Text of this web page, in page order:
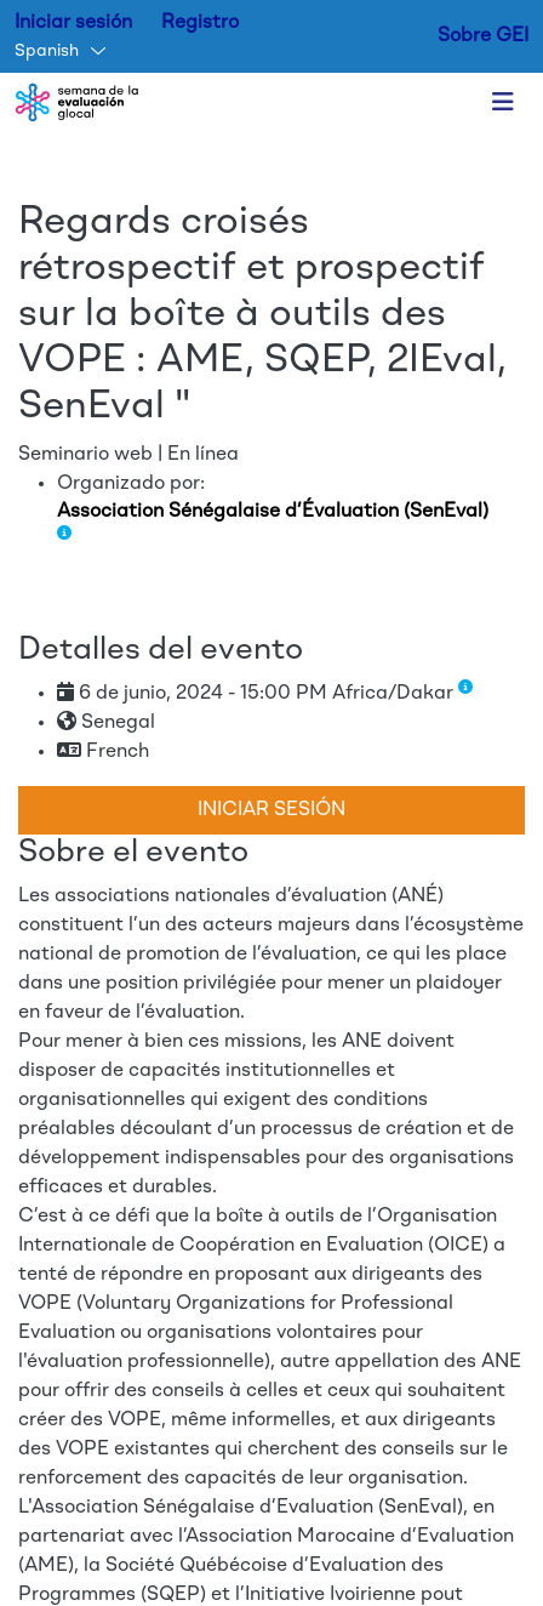
Iniciar sesión Registro
Spanish
Sobre GEI
Regards croisés
rétrospectif et prospectif
sur la boîte à outils des
VOPE : AME, SQEP, 2IEval,
SenEval "
Seminario web | En línea
Organizado por:
Association Sénégalaise d’Évaluation (SenEval)
Sobre el evento
Les associations nationales d’évaluation (ANÉ)
constituent l’un des acteurs majeurs dans l’écosystème
national de promotion de l’évaluation, ce qui les place
dans une position privilégiée pour mener un plaidoyer
en faveur de l’évaluation.
Pour mener à bien ces missions, les ANE doivent
disposer de capacités institutionnelles et
organisationnelles qui exigent des conditions
préalables découlant d’un processus de création et de
développement indispensables pour des organisations
efficaces et durables.
C’est à ce défi que la boîte à outils de l’Organisation
Internationale de Coopération en Evaluation (OICE) a
tenté de répondre en proposant aux dirigeants des
VOPE (Voluntary Organizations for Professional
Evaluation ou organisations volontaires pour
l'évaluation professionnelle), autre appellation des ANE
pour offrir des conseils à celles et ceux qui souhaitent
créer des VOPE, même informelles, et aux dirigeants
des VOPE existantes qui cherchent des conseils sur le
renforcement des capacités de leur organisation.
L'Association Sénégalaise d’Evaluation (SenEval), en
partenariat avec l’Association Marocaine d’Evaluation
(AME), la Société Québécoise d’Evaluation des
Programmes (SQEP) et l’Initiative Ivoirienne pout
Detalles del evento
6 de junio, 2024 - 15:00 PM Africa/Dakar
Senegal
French
INICIAR SESIÓN